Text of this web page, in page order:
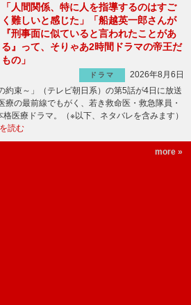
「人間関係、特に人を指導するのはすご
く難しいと感じた」「船越英一郎さんが
『刑事面に似ていると言われたことがあ
る』って、そりゃあ2時間ドラマの帝王だ
もの」
ドラマ
2026年8月6日
束～」（テレビ朝日系）の第5話が4日に放送
の最前線でもがく、若き救命医・救急隊員・
医療ドラマ。（※以下、ネタバレを含みます）
読む
more »